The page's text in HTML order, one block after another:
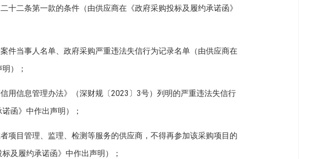
十二条第一款的条件（由供应商在《政府采购投标及履约承诺函》
件当事人名单、政府采购严重违法失信行为记录名单（由供应商在
）；
用信息管理办法》（深财规〔2023〕3号）列明的严重违法失信行
函》中作出声明）；
项目管理、监理、检测等服务的供应商，不得再参加该采购项目的
及履约承诺函》中作出声明）；